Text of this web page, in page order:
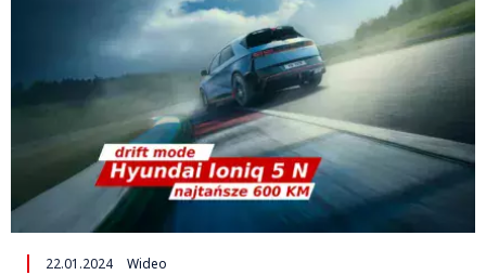
22.01.2024 Wideo